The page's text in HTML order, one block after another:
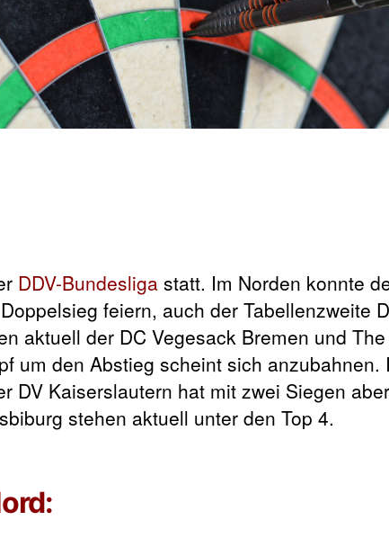
DDV-Bundesliga statt. Im Norden konnte
feiern, auch der Tabellenzweite
aktuell der DC Vegesack Bremen und
um den Abstieg scheint sich anzubahnen.
DV Kaiserslautern hat mit zwei Siegen
stehen aktuell unter den Top 4.